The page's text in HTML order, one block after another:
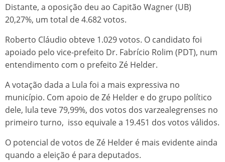
Distante, a oposição deu ao Capitão Wagner (UB)
20,27%, um total de 4.682 votos.
Roberto Cláudio obteve 1.029 votos. O candidato foi
apoiado pelo vice-prefeito Dr. Fabrício Rolim (PDT), num
entendimento com o prefeito Zé Helder.
A votação dada a Lula foi a mais expressiva no
município. Com apoio de Zé Helder e do grupo político
dele, lula teve 79,99%, dos votos dos varzealegrenses no
primeiro turno, isso equivale a 19.451 dos votos válidos.
O potencial de votos de Zé Helder é mais evidente ainda
quando a eleição é para deputados.